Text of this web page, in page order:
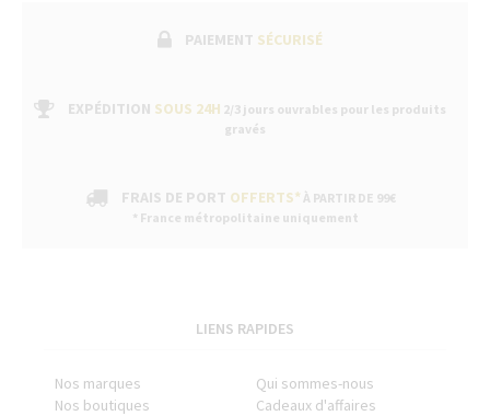
PAIEMENT SÉCURISÉ
EXPÉDITION SOUS 24H 2/3 jours ouvrables pour les produits
gravés
FRAIS DE PORT OFFERTS* À PARTIR DE 99€
* France métropolitaine uniquement
LIENS RAPIDES
Nos marques
Qui sommes-nous
Nos boutiques
Cadeaux d'affaires